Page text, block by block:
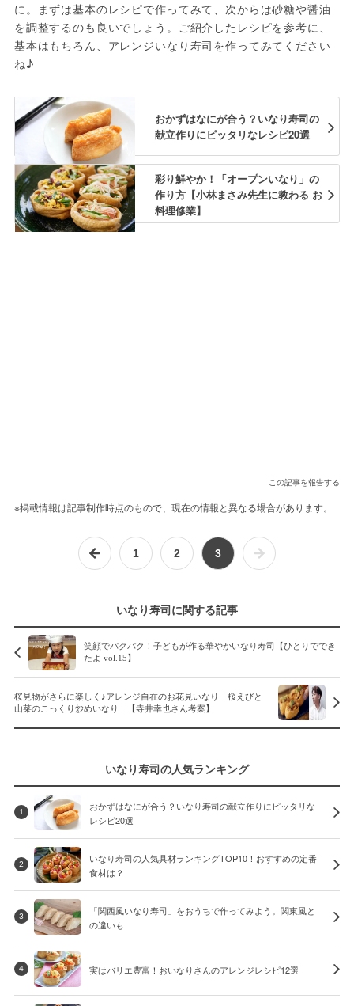
に。まずは基本のレシピで作ってみて、次からは砂糖や醤油
を調整するのも良いでしょう。ご紹介したレシピを参考に、
基本はもちろん、アレンジいなり寿司を作ってみてください
ね♪
おかずはなにが合う？いなり寿司の
献立作りにピッタリなレシピ20選
彩り鮮やか！「オープンいなり」の
作り方【小林まさみ先生に教わる お
料理修業】
この記事を報告する
※掲載情報は記事制作時点のもので、現在の情報と異なる場合があります。
1 2 3
いなり寿司に関する記事
笑顔でパクパク！子どもが作る華やかいなり寿司【ひとりででき
たよ vol.15】
桜見物がさらに楽しく♪アレンジ自在のお花見いなり「桜えびと
山菜のこっくり炒めいなり」【寺井幸也さん考案】
いなり寿司の人気ランキング
1
おかずはなにが合う？いなり寿司の献立作りにピッタリな
レシピ20選
2
いなり寿司の人気具材ランキングTOP10！おすすめの定番
食材は？
3
「関西風いなり寿司」をおうちで作ってみよう。関東風と
の違いも
4 実はバリエ豊富！おいなりさんのアレンジレシピ12選